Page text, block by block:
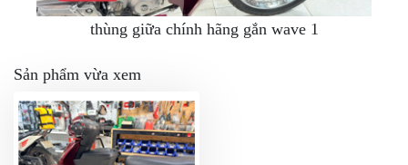
thùng giữa chính hãng gắn wave 1
Sản phẩm vừa xem